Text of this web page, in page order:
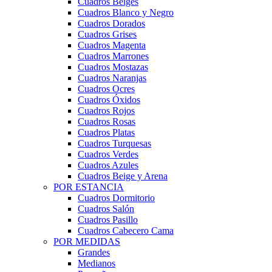
Cuadros Blanco y Negro
Cuadros Dorados
Cuadros Grises
Cuadros Magenta
Cuadros Marrones
Cuadros Mostazas
Cuadros Naranjas
Cuadros Ocres
Cuadros Óxidos
Cuadros Rojos
Cuadros Rosas
Cuadros Platas
Cuadros Turquesas
Cuadros Verdes
Cuadros Azules
Cuadros Beige y Arena
POR ESTANCIA
Cuadros Dormitorio
Cuadros Salón
Cuadros Pasillo
Cuadros Cabecero Cama
POR MEDIDAS
Grandes
Medianos